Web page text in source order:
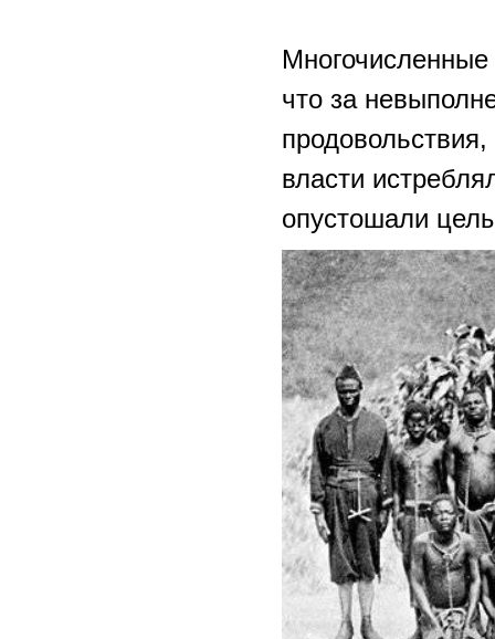
Многочисленные
что за
власти
опустошали